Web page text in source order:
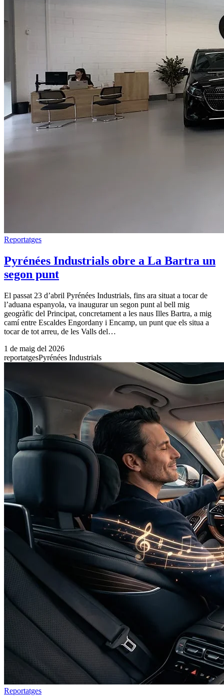
Reportatges
Pyrénées Industrials obre a La Bartra un
segon punt
El passat 23 d’abril Pyrénées Industrials, fins ara situat a tocar de
l’aduana espanyola, va inaugurar un segon punt al bell mig
geogràfic del Principat, concretament a les naus Illes Bartra, a mig
camí entre Escaldes Engordany i Encamp, un punt que els situa a
tocar de tot arreu, de les Valls del…
1 de maig del 2026
reportatgesPyrénées Industrials
Reportatges